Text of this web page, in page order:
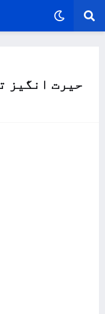
حیرت انگیز